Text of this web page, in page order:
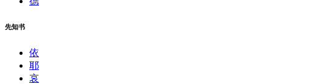
先知书
依
耶
哀